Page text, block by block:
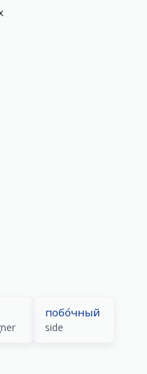
побо́чный
side